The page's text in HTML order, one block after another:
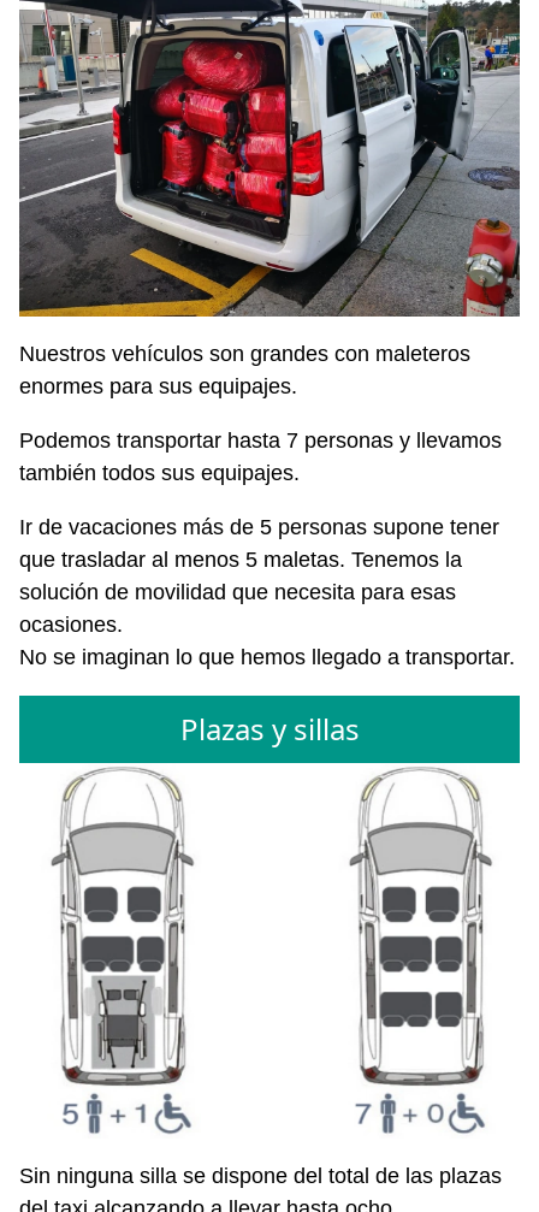
Nuestros vehículos son grandes con maleteros
enormes para sus equipajes.
Podemos transportar hasta 7 personas y llevamos
también todos sus equipajes.
Ir de vacaciones más de 5 personas supone tener
que trasladar al menos 5 maletas. Tenemos la
solución de movilidad que necesita para esas
ocasiones.
No se imaginan lo que hemos llegado a transportar.
Plazas y sillas
Sin ninguna silla se dispone del total de las plazas